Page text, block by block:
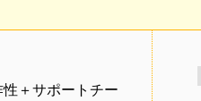
＋サポートチー